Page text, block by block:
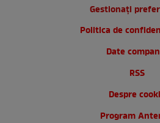
Gestionați
Politica de
Date
RSS
Despre
Program